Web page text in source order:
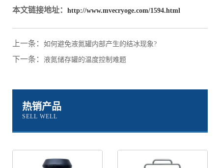
本文链接地址： http://www.mvecryoge.com/1594.html
上一条： 如何避免液氮罐内部产生的结冰现象?
下一条： 液氮储存罐的温度控制难题
热销产品
SELL WELL